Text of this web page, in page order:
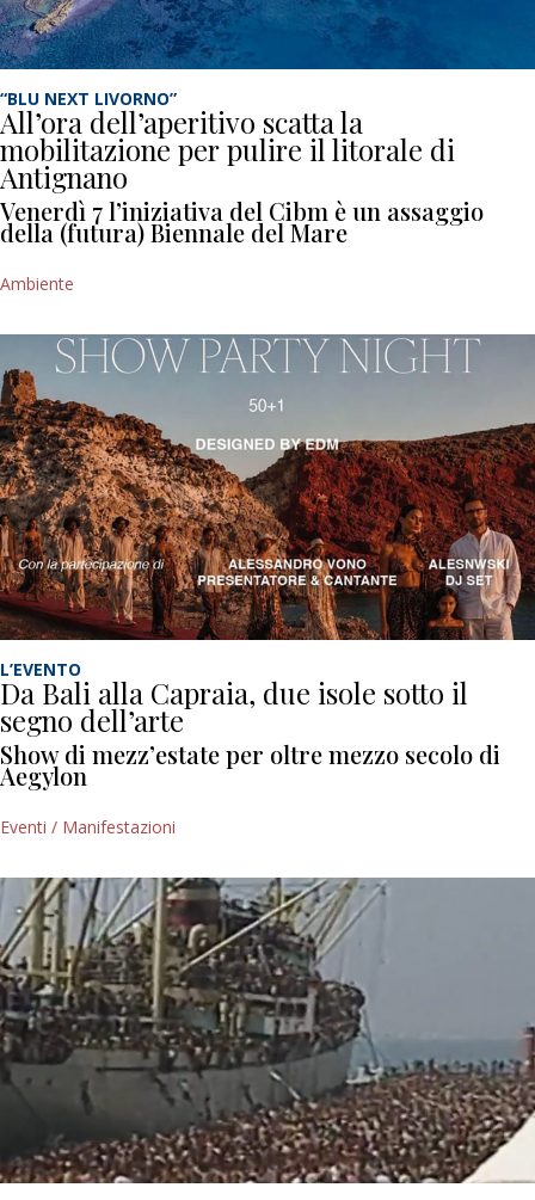
“BLU NEXT LIVORNO”
All’ora dell’aperitivo scatta la
mobilitazione per pulire il litorale di
Antignano
Venerdì 7 l’iniziativa del Cibm è un assaggio
della (futura) Biennale del Mare
Ambiente
L’EVENTO
Da Bali alla Capraia, due isole sotto il
segno dell’arte
Show di mezz’estate per oltre mezzo secolo di
Aegylon
Eventi / Manifestazioni